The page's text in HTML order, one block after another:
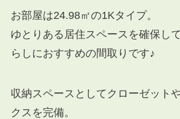
お部屋は24.98㎡の1Kタイプ。
ゆとりある居住スペースを確保し
らしにおすすめの間取りです♪
収納スペースとしてクローゼット
クスを完備。